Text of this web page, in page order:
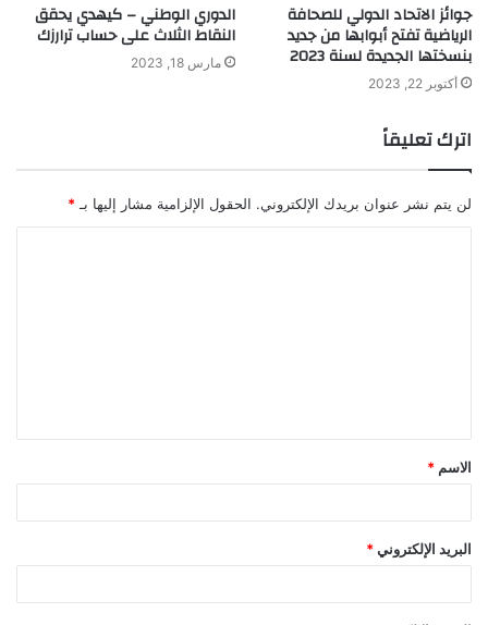
جوائز الاتحاد الدولي للصحافة
الرياضية تفتح أبوابها من جديد
بنسختها الجديدة لسنة 2023
أكتوبر 22, 2023
الدوري الوطني – كيهدي يحقق
النقاط الثلاث على حساب ترارزك
مارس 18, 2023
اترك تعليقاً
لن يتم نشر عنوان بريدك الإلكتروني. الحقول الإلزامية مشار إليها بـ *
ق
*
الاسم *
البريد الإلكتروني *